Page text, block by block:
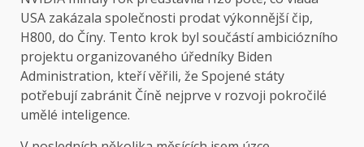
USA zakázala společnosti prodat výkonnější čip,
H800, do Číny. Tento krok byl součástí ambiciózního
projektu organizovaného úředníky Biden
Administration, kteří věřili, že Spojené státy
potřebují zabránit Číně nejprve v rozvoji pokročilé
umělé inteligence.